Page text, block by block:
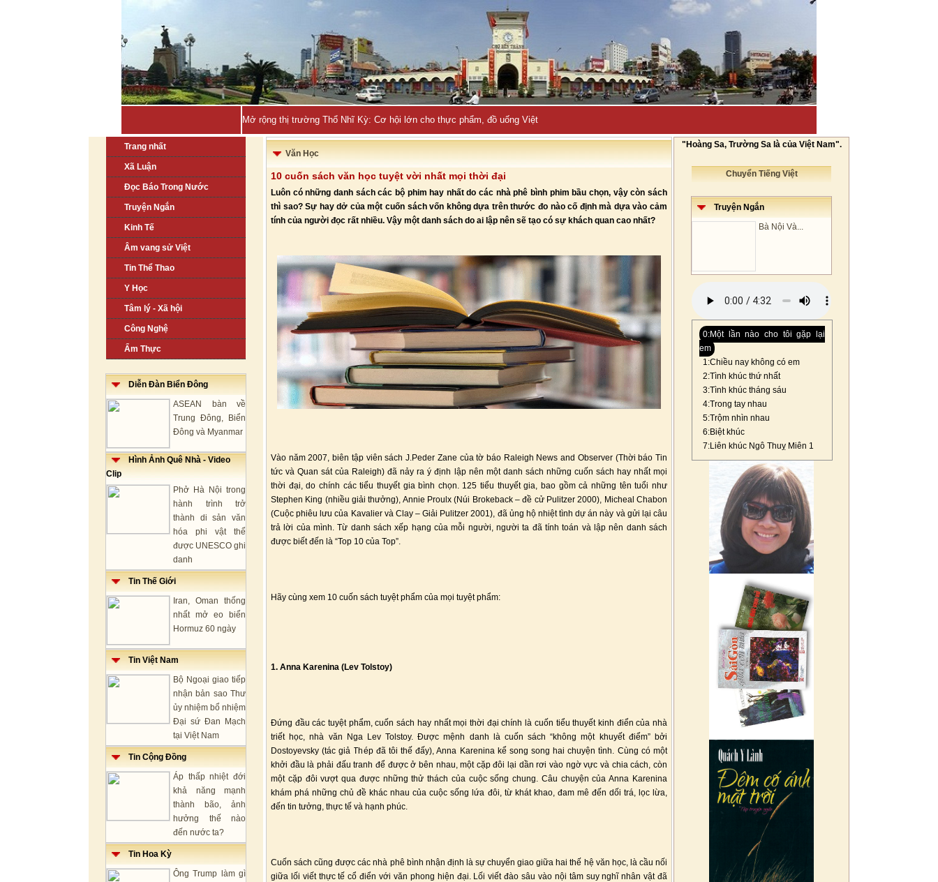
Quảng Ninh sẽ đ_
Trang nhất
Xã Luận
Đọc Báo Trong Nước
Truyện Ngắn
Kinh Tế
Âm vang sử Việt
Tin Thể Thao
Y Học
Tâm lý - Xã hội
Công Nghệ
Ẩm Thực
Diễn Đàn Biển Đông
ASEAN bàn về
Trung Đông, Biển
Đông và Myanmar
Hình Ảnh Quê Nhà - Video
Clip
Phở Hà Nội trong
hành trình trở
thành di sản văn
hóa phi vật thể
được UNESCO ghi
danh
Tin Thế Giới
Iran, Oman thống
nhất mở eo biển
Hormuz 60 ngày
Tin Việt Nam
Bộ Ngoại giao tiếp
nhận bản sao Thư
ủy nhiệm bổ nhiệm
Đại sứ Đan Mạch
tại Việt Nam
Tin Cộng Đồng
Áp thấp nhiệt đới
khả năng mạnh
thành bão, ảnh
hưởng thế nào
đến nước ta?
Tin Hoa Kỳ
Ông Trump làm gì
Văn Học
10 cuốn sách văn học tuyệt vời nhất mọi thời đại
Luôn có những danh sách các bộ phim hay nhất do các nhà phê bình phim bầu chọn, vậy còn sách
thì sao? Sự hay dở của một cuốn sách vốn không dựa trên thước đo nào cố định mà dựa vào cảm
tính của người đọc rất nhiều. Vậy một danh sách do ai lập nên sẽ tạo có sự khách quan cao nhất?
Vào năm 2007, biên tập viên sách J.Peder Zane của tờ báo Raleigh News and Observer (Thời báo Tin
tức và Quan sát của Raleigh) đã nảy ra ý định lập nên một danh sách những cuốn sách hay nhất mọi
thời đại, do chính các tiểu thuyết gia bình chọn. 125 tiểu thuyết gia, bao gồm cả những tên tuổi như
Stephen King (nhiều giải thưởng), Annie Proulx (Núi Brokeback – đề cử Pulitzer 2000), Micheal Chabon
(Cuộc phiêu lưu của Kavalier và Clay – Giải Pulitzer 2001), đã ủng hộ nhiệt tình dự án này và gửi lại câu
trả lời của mình. Từ danh sách xếp hạng của mỗi người, người ta đã tính toán và lập nên danh sách
được biết đến là “Top 10 của Top”.
Hãy cùng xem 10 cuốn sách tuyệt phẩm của mọi tuyệt phẩm:
1. Anna Karenina (Lev Tolstoy)
Đứng đầu các tuyệt phẩm, cuốn sách hay nhất mọi thời đại chính là cuốn tiểu thuyết kinh điển của nhà
triết học, nhà văn Nga Lev Tolstoy. Được mệnh danh là cuốn sách “không một khuyết điểm” bởi
Dostoyevsky (tác giả Thép đã tôi thế đấy), Anna Karenina kể song song hai chuyện tình. Cùng có một
khởi đầu là phải đấu tranh để được ở bên nhau, một cặp đôi lại dần rơi vào ngờ vực và chia cách, còn
một cặp đôi vượt qua được những thử thách của cuộc sống chung. Câu chuyện của Anna Karenina
khám phá những chủ đề khác nhau của cuộc sống lứa đôi, từ khát khao, đam mê đến dối trá, lọc lừa,
đến tin tưởng, thực tế và hạnh phúc.
Cuốn sách cũng được các nhà phê bình nhận định là sự chuyển giao giữa hai thế hệ văn học, là cầu nối
giữa lối viết thực tế cổ điển với văn phong hiện đại. Lối viết đào sâu vào nội tâm suy nghĩ nhân vật đã
"Hoàng Sa, Trường Sa là của Việt Nam".
Chuyển Tiếng Việt
Truyện Ngắn
Bà Nội Và...
0:Một lần nào cho tôi gặp lại
em
1:Chiều nay không có em
2:Tình khúc thứ nhất
3:Tình khúc tháng sáu
4:Trong tay nhau
5:Trộm nhìn nhau
6:Biệt khúc
7:Liên khúc Ngô Thuỵ Miên 1